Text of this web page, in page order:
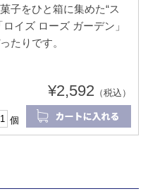
子をひと箱に集めた“ス
イズ ローズ ガーデン」
たりです。
¥2,592 （税込）
個